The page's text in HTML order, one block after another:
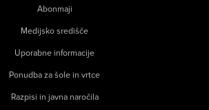
Abonmaji
Medijsko središče
Uporabne informacije
Ponudba za šole in vrtce
Razpisi in javna naročila